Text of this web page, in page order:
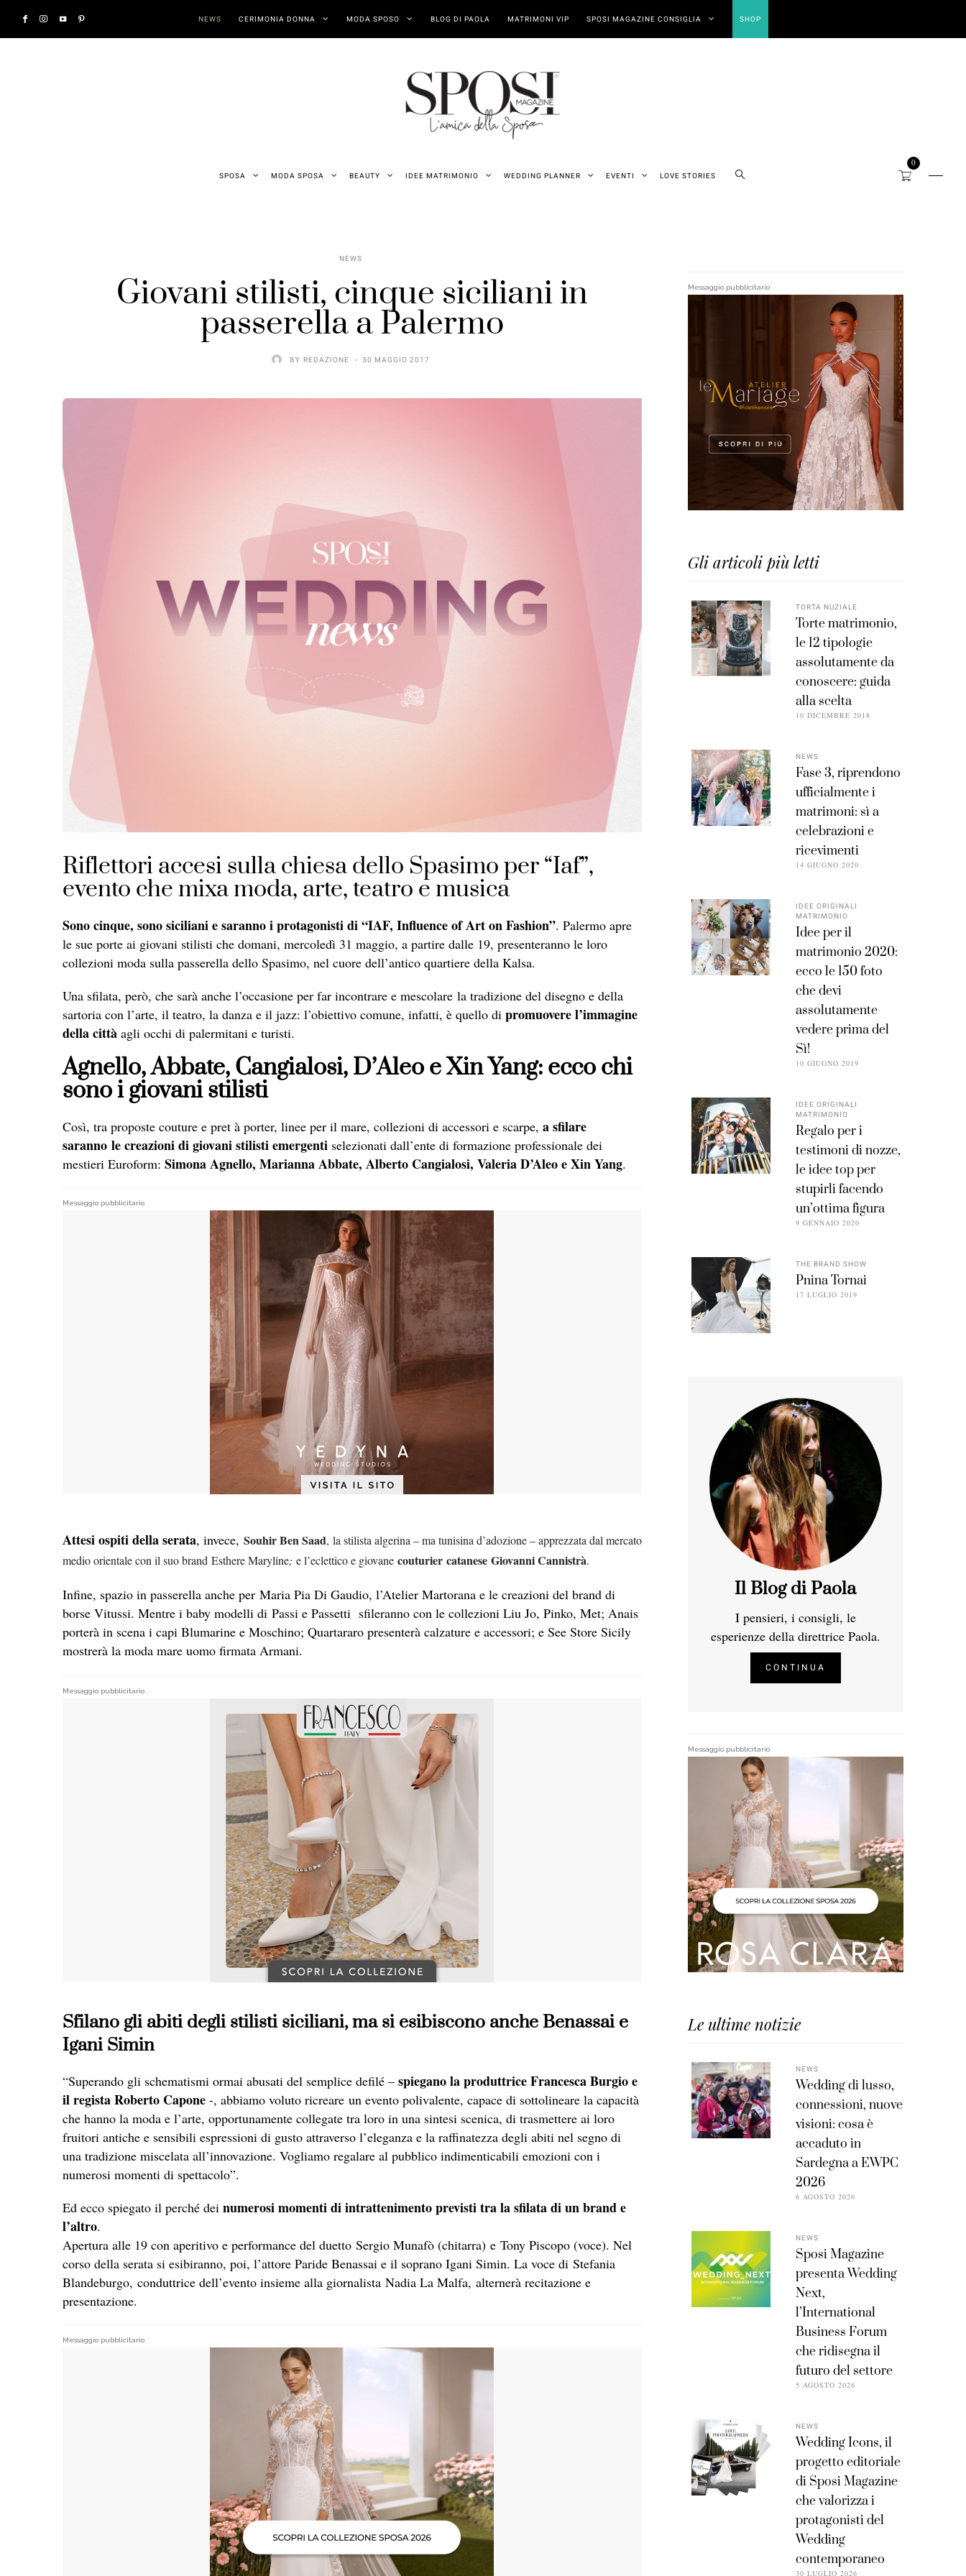
NEWS CERIMONIA DONNA MODA SPOSO BLOG DI PAOLA MATRIMONI VIP SPOSI MAGAZINE CONSIGLIA SHOP
SPOSA MODA SPOSA BEAUTY IDEE MATRIMONIO WEDDING PLANNER EVENTI LOVE STORIES
0
NEWS
Giovani stilisti, cinque siciliani in
passerella a Palermo
BY REDAZIONE 30 MAGGIO 2017
Riflettori accesi sulla chiesa dello Spasimo per “Iaf”,
evento che mixa moda, arte, teatro e musica
Sono cinque, sono siciliani e saranno i protagonisti di “IAF, Influence of Art on Fashion”. Palermo apre
le sue porte ai giovani stilisti che domani, mercoledì 31 maggio, a partire dalle 19, presenteranno le loro
collezioni moda sulla passerella dello Spasimo, nel cuore dell’antico quartiere della Kalsa.
Una sfilata, però, che sarà anche l’occasione per far incontrare e mescolare la tradizione del disegno e della
sartoria con l’arte, il teatro, la danza e il jazz: l’obiettivo comune, infatti, è quello di promuovere l’immagine
della città agli occhi di palermitani e turisti.
Agnello, Abbate, Cangialosi, D’Aleo e Xin Yang: ecco chi
sono i giovani stilisti
Così, tra proposte couture e pret à porter, linee per il mare, collezioni di accessori e scarpe, a sfilare
saranno le creazioni di giovani stilisti emergenti selezionati dall’ente di formazione professionale dei
mestieri Euroform: Simona Agnello, Marianna Abbate, Alberto Cangialosi, Valeria D’Aleo e Xin Yang.
Messaggio pubblicitario
Attesi ospiti della serata, invece, Souhir Ben Saad, la stilista algerina – ma tunisina d’adozione – apprezzata dal mercato
medio orientale con il suo brand Esthere Maryline; e l’eclettico e giovane couturier catanese Giovanni Cannistrà.
Infine, spazio in passerella anche per Maria Pia Di Gaudio, l’Atelier Martorana e le creazioni del brand di
borse Vitussi. Mentre i baby modelli di Passi e Passetti sfileranno con le collezioni Liu Jo, Pinko, Met; Anais
porterà in scena i capi Blumarine e Moschino; Quartararo presenterà calzature e accessori; e See Store Sicily
mostrerà la moda mare uomo firmata Armani.
Messaggio pubblicitario
Sfilano gli abiti degli stilisti siciliani, ma si esibiscono anche Benassai e
Igani Simin
“Superando gli schematismi ormai abusati del semplice defilé – spiegano la produttrice Francesca Burgio e
il regista Roberto Capone -, abbiamo voluto ricreare un evento polivalente, capace di sottolineare la capacità
che hanno la moda e l’arte, opportunamente collegate tra loro in una sintesi scenica, di trasmettere ai loro
fruitori antiche e sensibili espressioni di gusto attraverso l’eleganza e la raffinatezza degli abiti nel segno di
una tradizione miscelata all’innovazione. Vogliamo regalare al pubblico indimenticabili emozioni con i
numerosi momenti di spettacolo”.
Ed ecco spiegato il perché dei numerosi momenti di intrattenimento previsti tra la sfilata di un brand e
l’altro.
Apertura alle 19 con aperitivo e performance del duetto Sergio Munafò (chitarra) e Tony Piscopo (voce). Nel
corso della serata si esibiranno, poi, l’attore Paride Benassai e il soprano Igani Simin. La voce di Stefania
Blandeburgo, conduttrice dell’evento insieme alla giornalista Nadia La Malfa, alternerà recitazione e
presentazione.
Messaggio pubblicitario
Messaggio pubblicitario
Gli articoli più letti
TORTA NUZIALE
Torte matrimonio,
le 12 tipologie
assolutamente da
conoscere: guida
alla scelta
10 DICEMBRE 2018
NEWS
Fase 3, riprendono
ufficialmente i
matrimoni: sì a
celebrazioni e
ricevimenti
14 GIUGNO 2020
IDEE ORIGINALI
MATRIMONIO
Idee per il
matrimonio 2020:
ecco le 150 foto
che devi
assolutamente
vedere prima del
Sì!
10 GIUGNO 2019
IDEE ORIGINALI
MATRIMONIO
Regalo per i
testimoni di nozze,
le idee top per
stupirli facendo
un’ottima figura
9 GENNAIO 2020
THE BRAND SHOW
Pnina Tornai
17 LUGLIO 2019
Il Blog di Paola
I pensieri, i consigli, le
esperienze della direttrice Paola.
CONTINUA
Messaggio pubblicitario
Le ultime notizie
NEWS
Wedding di lusso,
connessioni, nuove
visioni: cosa è
accaduto in
Sardegna a EWPC
2026
6 AGOSTO 2026
NEWS
Sposi Magazine
presenta Wedding
Next,
l’International
Business Forum
che ridisegna il
futuro del settore
5 AGOSTO 2026
NEWS
Wedding Icons, il
progetto editoriale
di Sposi Magazine
che valorizza i
protagonisti del
Wedding
contemporaneo
30 LUGLIO 2026